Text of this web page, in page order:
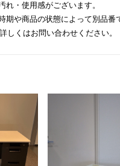
れ・使用感がございます。
期や商品の状態によって別品番
しくはお問い合わせください。